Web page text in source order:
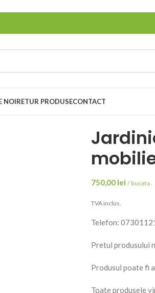
NOIRETUR PRODUSECONTACT
750,00 lei / bucata .
TVA inclus.
Telefon:
Pretul produsului
Produsul poate fi
Toate produsele